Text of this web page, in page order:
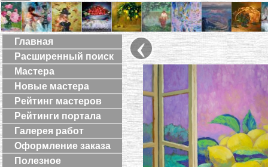
Главная
Расширенный поиск
Мастера
Новые мастера
Рейтинг мастеров
Рейтинги портала
Галерея работ
Оформление заказа
Полезное
‹